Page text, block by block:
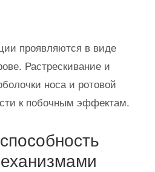
проявляются в виде
Растрескивание и
носа и ротовой
к побочным эффектам.